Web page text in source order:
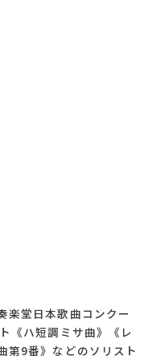
楽堂日本歌曲コンクー
《ハ短調ミサ曲》《レ
第9番》などのソリスト